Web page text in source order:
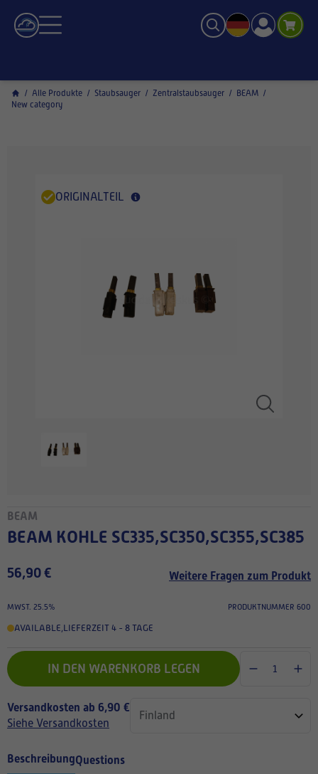
/ Alle Produkte / Staubsauger / Zentralstaubsauger / BEAM /
New category
ORIGINALTEIL
BEAM
BEAM KOHLE SC335,SC350,SC355,SC385
56,90 € Weitere Fragen zum Produkt
MWST. 25.5% PRODUKTNUMMER 600
AVAILABLE,LIEFERZEIT 4 - 8 TAGE
IN DEN WARENKORB LEGEN
Versandkosten ab 6,90 €
Siehe Versandkosten
BeschreibungQuestions